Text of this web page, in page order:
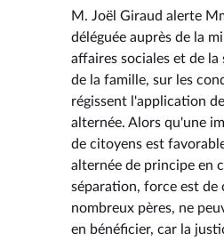
M. Joël Giraud alerte
déléguée auprès de la
affaires sociales et de la
de la famille, sur les
régissent l'application
alternée. Alors qu'une
de citoyens est
alternée de principe en
séparation, force est de
nombreux pères, ne
en bénéficier, car la